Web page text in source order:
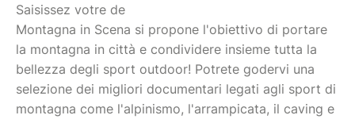
Saisissez votre de
Montagna in Scena si propone l'obiettivo di portare
la montagna in città e condividere insieme tutta la
bellezza degli sport outdoor! Potrete godervi una
selezione dei migliori documentari legati agli sport di
montagna come l'alpinismo, l'arrampicata, il caving e